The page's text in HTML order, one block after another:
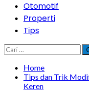
Otomotif
Properti
Tips
Cari
untuk:
Home
Tips dan Trik
Keren